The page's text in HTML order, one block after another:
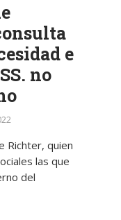
e
no
Richter, quien
las que
del